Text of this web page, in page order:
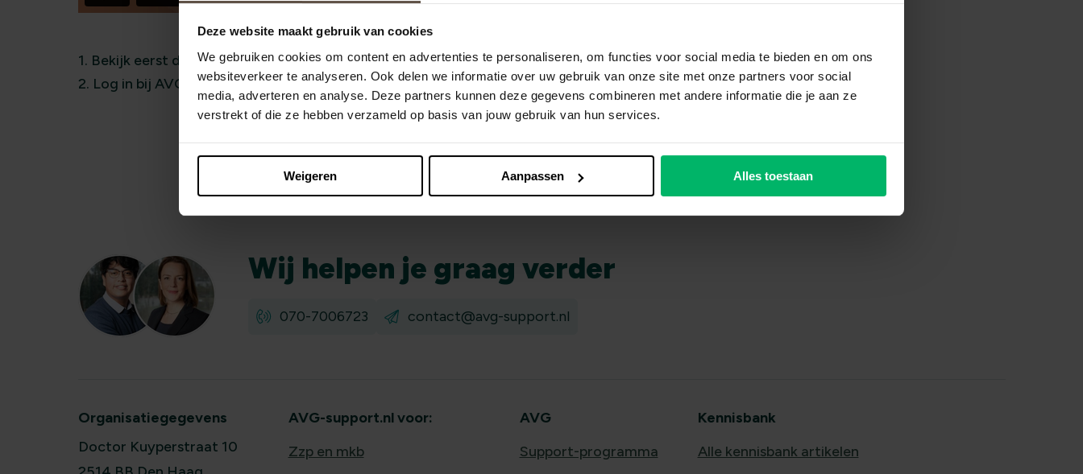
Deze website maakt gebruik van cookies
We gebruiken cookies om content en advertenties te personaliseren, om functies voor social media te bieden en om ons
websiteverkeer te analyseren. Ook delen we informatie over uw gebruik van onze site met onze partners voor social
media, adverteren en analyse. Deze partners kunnen deze gegevens combineren met andere informatie die je aan ze
verstrekt of die ze hebben verzameld op basis van jouw gebruik van hun services.
Weigeren Aanpassen Alles toestaan
1. Bekijk eerst de video
2. Log in bij AVG-support.nl en activeer je AVG OK-vignet
Wij helpen je graag verder
070-7006723 contact@avg-support.nl
Organisatiegegevens
Doctor Kuyperstraat 10
AVG-support.nl voor:
Zzp en mkb
AVG
Support-programma
Kennisbank
Alle kennisbank artikelen